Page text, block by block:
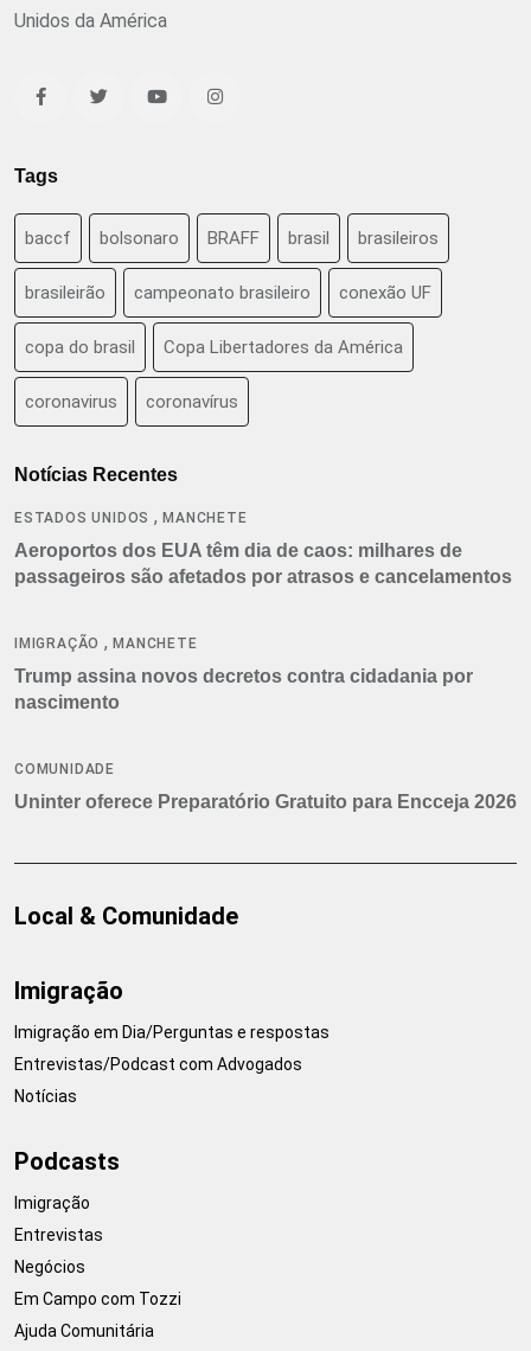
Unidos da América
Tags
baccf bolsonaro BRAFF brasil brasileiros
brasileirão campeonato brasileiro conexão UF
copa do brasil Copa Libertadores da América
coronavirus coronavírus
Notícias Recentes
ESTADOS UNIDOS ,MANCHETE
Aeroportos dos EUA têm dia de caos: milhares de
passageiros são afetados por atrasos e cancelamentos
IMIGRAÇÃO ,MANCHETE
Trump assina novos decretos contra cidadania por
nascimento
COMUNIDADE
Uninter oferece Preparatório Gratuito para Encceja 2026
Local & Comunidade
Imigração
Imigração em Dia/Perguntas e respostas
Entrevistas/Podcast com Advogados
Notícias
Podcasts
Imigração
Entrevistas
Negócios
Em Campo com Tozzi
Ajuda Comunitária